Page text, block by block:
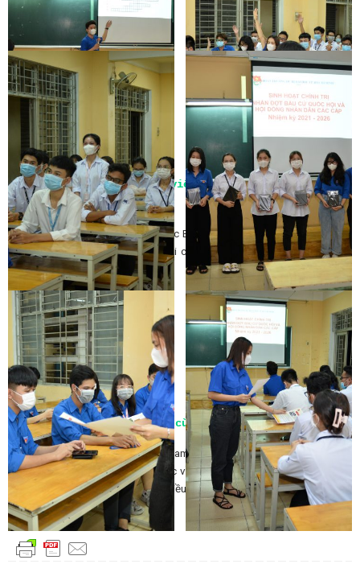
Đ/c Nguyễn Văn Toàn - Ủy viên Ban Thường vụ sinh hoạt
trò chơi về bầu cử
Trong chương trình, ĐVTN đã được BCH Đoàn Trường phát các tài liệu
nghiên cứu, triển khai thêm đối với cấp chi đoàn để tất cả ĐVTN cùng
thực hiện.
Chia sẻ tài liệu cho ĐVTN cùng nghiên cứu
Cùng với đó, ĐVTN đã hăng hái tham gia trò chơi Giải mã ô chữ với 10
hàng ngang liên quan các kiến thức về bầu cử để cán bộ đoàn tham gia,
đồng thời qua đó cập nhật thêm nhiều kiến thức bổ ích.
Văn phòng Đoàn Thanh niên